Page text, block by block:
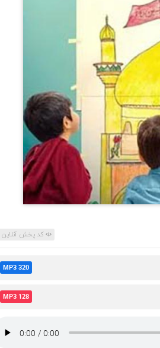
کد پخش آنلاین
MP3 320
MP3 128